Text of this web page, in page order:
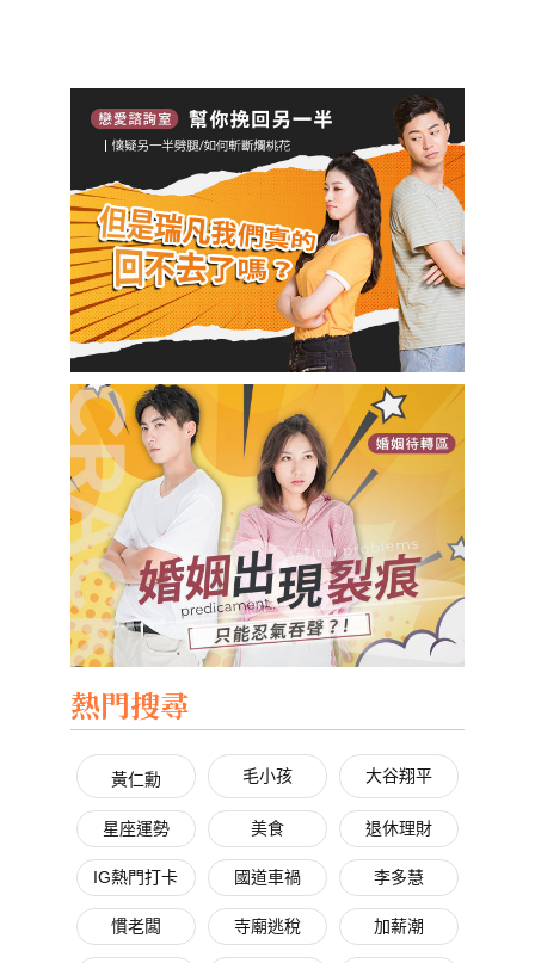
熱門搜尋
黃仁勳 毛小孩 大谷翔平
星座運勢 美食 退休理財
IG熱門打卡 國道車禍 李多慧
慣老闆 寺廟逃稅 加薪潮